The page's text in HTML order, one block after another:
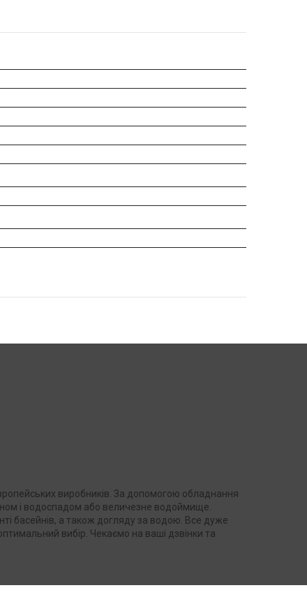
виробників. За допомогою обладнання
і водоспадом або величезне водоймище.
басейнів, а також догляду за водою. Все дуже
вибір. Чекаємо на ваші дзвінки та